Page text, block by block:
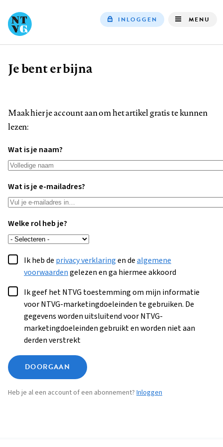
INLOGGEN MENU
Kruimelpad
Je bent er bijna
Maak hier je account aan om het artikel gratis te kunnen
lezen:
Wat is je naam?
Wat is je e-mailadres?
Welke rol heb je?
Ik heb de privacy verklaringen dealgemene
voorwaardengelezen en ga hiermee akkoord
Ik geef het NTVG toestemming om mijn informatie
voor NTVG-marketingdoeleinden te gebruiken. De
gegevens worden uitsluitend voor NTVG-
marketingdoeleinden gebruikt en worden niet aan
derden verstrekt
DOORGAAN
Heb je al een account of een abonnement? Inloggen